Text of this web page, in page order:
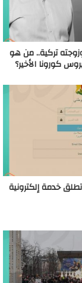
تركية.. من هو
كورونا الأخير؟
خدمة إلكترونية